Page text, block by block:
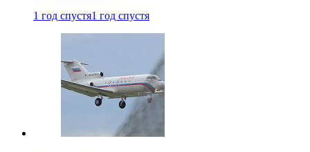
1 год спустя1 год спустя